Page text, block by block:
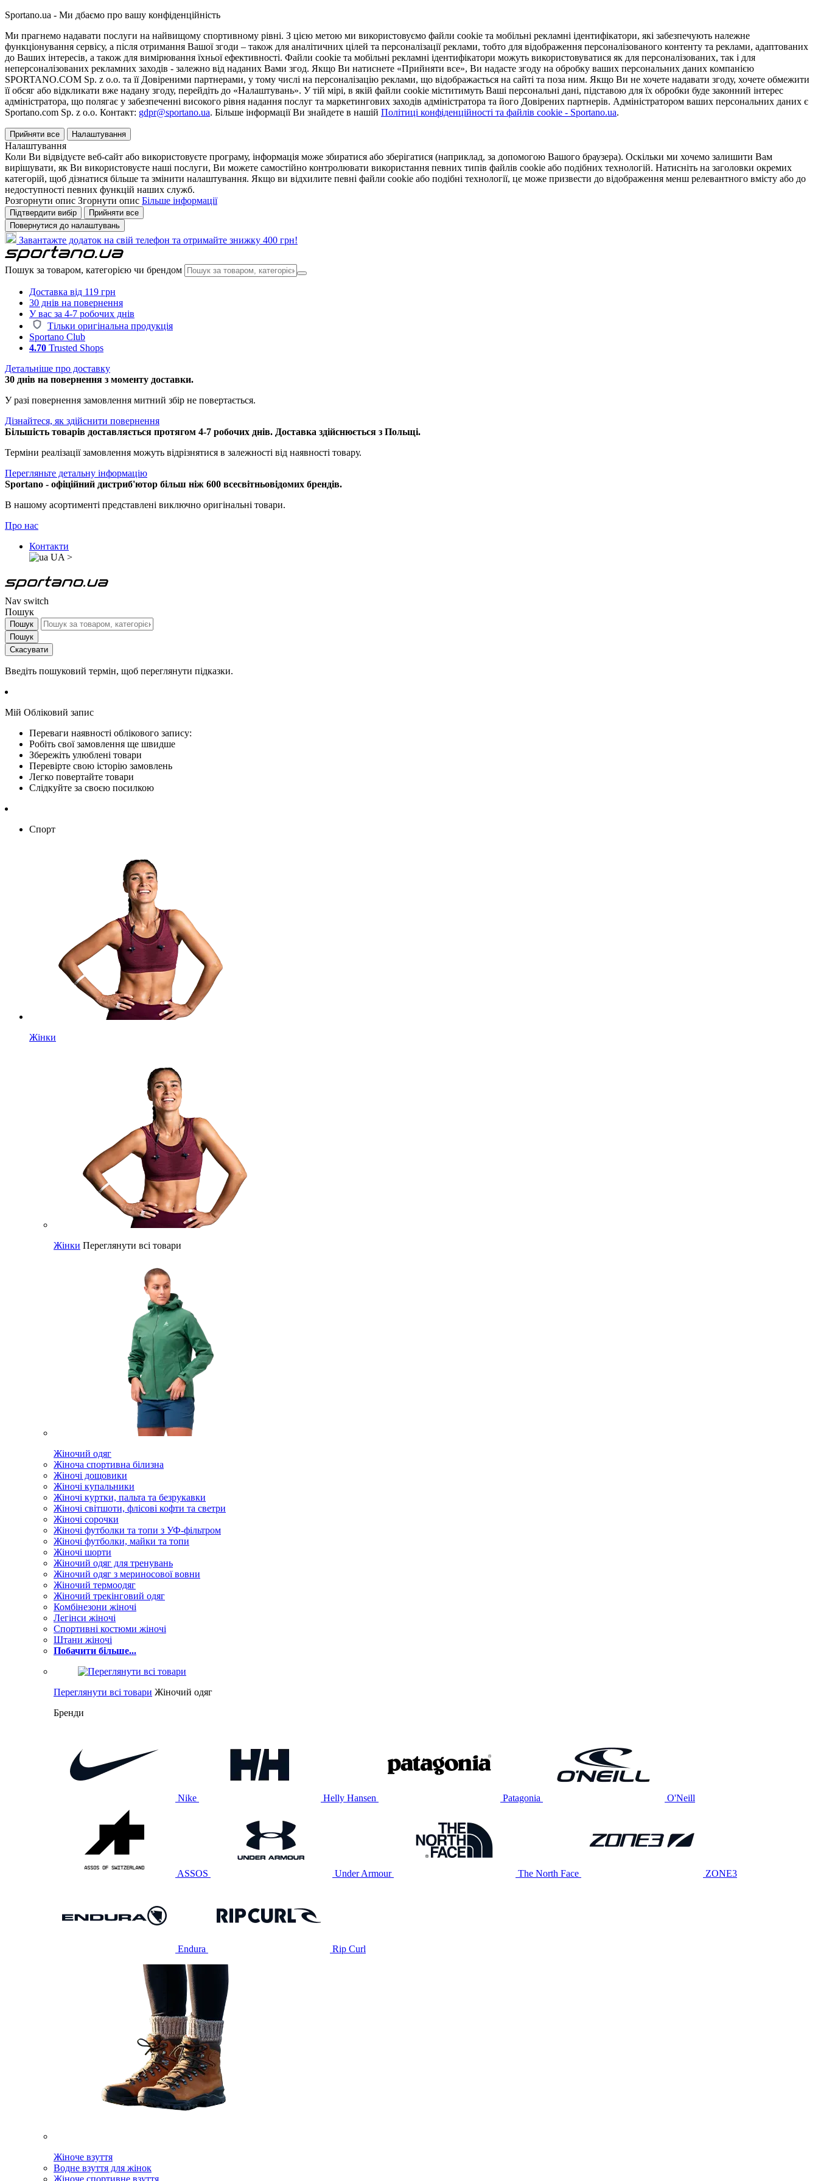
Sportano.ua - Ми дбаємо про вашу конфіденційність
Ми прагнемо надавати послуги на найвищому спортивному рівні. З цією метою ми використовуємо файли cookie та мобільні рекламні ідентифікатори, які забезпечують належне
функціонування сервісу, а після отримання Вашої згоди – також для аналітичних цілей та персоналізації реклами, тобто для відображення персоналізованого контенту та реклами, адаптованих
до Ваших інтересів, а також для вимірювання їхньої ефективності. Файли cookie та мобільні рекламні ідентифікатори можуть використовуватися як для персоналізованих, так і для
неперсоналізованих рекламних заходів - залежно від наданих Вами згод. Якщо Ви натиснете «Прийняти все», Ви надасте згоду на обробку ваших персональних даних компанією
SPORTANO.COM Sp. z o.o. та її Довіреними партнерами, у тому числі на персоналізацію реклами, що відображається на сайті та поза ним. Якщо Ви не хочете надавати згоду, хочете обмежити
її обсяг або відкликати вже надану згоду, перейдіть до «Налаштувань». У тій мірі, в якій файли cookie міститимуть Ваші персональні дані, підставою для їх обробки буде законний інтерес
адміністратора, що полягає у забезпеченні високого рівня надання послуг та маркетингових заходів адміністратора та його Довірених партнерів. Адміністратором ваших персональних даних є
Sportano.com Sp. z o.o. Контакт: gdpr@sportano.ua. Більше інформації Ви знайдете в нашій Політиці конфіденційності та файлів cookie - Sportano.ua.
Прийняти все Налаштування
Налаштування
Коли Ви відвідуєте веб-сайт або використовуєте програму, інформація може збиратися або зберігатися (наприклад, за допомогою Вашого браузера). Оскільки ми хочемо залишити Вам
вирішувати, як Ви використовуєте наші послуги, Ви можете самостійно контролювати використання певних типів файлів cookie або подібних технологій. Натисніть на заголовки окремих
категорій, щоб дізнатися більше та змінити налаштування. Якщо ви відхилите певні файли cookie або подібні технології, це може призвести до відображення менш релевантного вмісту або до
недоступності певних функцій наших служб.
Розгорнути опис Згорнути опис Більше інформації
Підтвердити вибір
Прийняти все
Повернутися до налаштувань
Завантажте додаток на свій телефон та отримайте знижку 400 грн!
Пошук за товаром, категорією чи брендом
Доставка від 119 грн
30 днів на повернення
У вас за 4-7 робочих днів
Тільки оригінальна продукція
Sportano Club
4.70 Trusted Shops
Детальніше про доставку
30 днів на повернення з моменту доставки.
У разі повернення замовлення митний збір не повертається.
Дізнайтеся, як здійснити повернення
Більшість товарів доставляється протягом 4-7 робочих днів. Доставка здійснюється з Польщі.
Терміни реалізації замовлення можуть відрізнятися в залежності від наявності товару.
Перегляньте детальну інформацію
Sportano - офіційний дистриб'ютор більш ніж 600 всесвітньовідомих брендів.
В нашому асортименті представлені виключно оригінальні товари.
Про нас
Контакти
UA >
Nav switch
Пошук
Пошук
Пошук
Скасувати
Введіть пошуковий термін, щоб переглянути підказки.
Мій Обліковий запис
Переваги наявності облікового запису:
Робіть свої замовлення ще швидше
Збережіть улюблені товари
Перевірте свою історію замовлень
Легко повертайте товари
Слідкуйте за своєю посилкою
Спорт
Жінки
Жінки Переглянути всі товари
Жіночий одяг
Жіноча спортивна білизна
Жіночі дощовики
Жіночі купальники
Жіночі куртки, пальта та безрукавки
Жіночі світшоти, флісові кофти та светри
Жіночі сорочки
Жіночі футболки та топи з УФ-фільтром
Жіночі футболки, майки та топи
Жіночі шорти
Жіночий одяг для тренувань
Жіночий одяг з мериносової вовни
Жіночий термоодяг
Жіночий трекінговий одяг
Комбінезони жіночі
Легінси жіночі
Спортивні костюми жіночі
Штани жіночі
Побачити більше...
Переглянути всі товари Жіночий одяг
Бренди
Nike Helly Hansen Patagonia O'Neill
ASSOS Under Armour The North Face ZONE3
Endura Rip Curl
Жіноче взуття
Водне взуття для жінок
Жіноче спортивне взуття